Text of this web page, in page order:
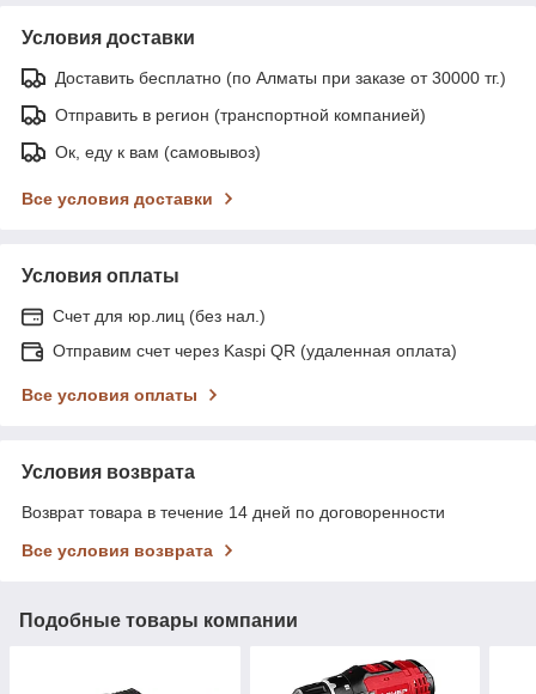
Условия доставки
Доставить бесплатно (по Алматы при заказе от 30000 тг.)
Отправить в регион (транспортной компанией)
Ок, еду к вам (самовывоз)
Все условия доставки
Условия оплаты
Счет для юр.лиц (без нал.)
Отправим счет через Kaspi QR (удаленная оплата)
Все условия оплаты
Условия возврата
Возврат товара в течение 14 дней по договоренности
Все условия возврата
Подобные товары компании